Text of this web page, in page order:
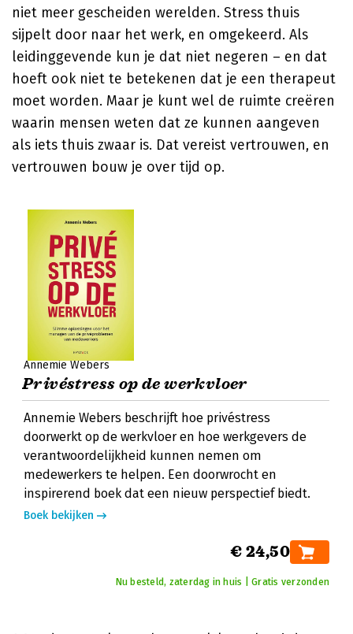
niet meer gescheiden werelden. Stress thuis
sijpelt door naar het werk, en omgekeerd. Als
leidinggevende kun je dat niet negeren – en dat
hoeft ook niet te betekenen dat je een therapeut
moet worden. Maar je kunt wel de ruimte creëren
waarin mensen weten dat ze kunnen aangeven
als iets thuis zwaar is. Dat vereist vertrouwen, en
vertrouwen bouw je over tijd op.
Annemie Webers
Privéstress op de werkvloer
Annemie Webers beschrijft hoe privéstress
doorwerkt op de werkvloer en hoe werkgevers de
verantwoordelijkheid kunnen nemen om
medewerkers te helpen. Een doorwrocht en
inspirerend boek dat een nieuw perspectief biedt.
Boek bekijken
€ 24,50
Nu besteld, zaterdag in huis | Gratis verzonden